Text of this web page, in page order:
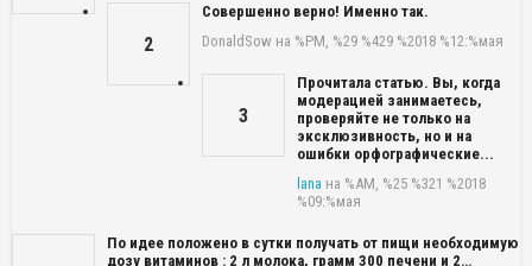
2
Совершенно верно! Именно так.
DonaldSow на %PM, %29 %429 %2018 %12:%мая
3
Прочитала статью. Вы, когда
модерацией занимаетесь,
проверяйте не только на
эксклюзивность, но и на
ошибки орфографические...
lana на %AM, %25 %321 %2018
%09:%мая
По идее положено в сутки получать от пищи необходимую
дозу витаминов : 2 л молока, грамм 300 печени и 2…